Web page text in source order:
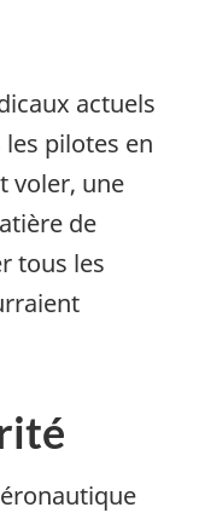
actuels
pilotes en
voler, une
de
tous les